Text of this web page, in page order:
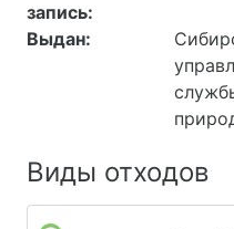
запись:
Выдан:
Виды отходов